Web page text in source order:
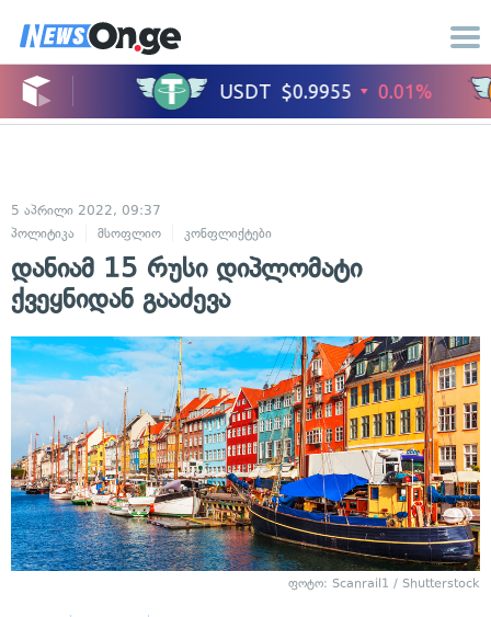
5 აპრილი 2022, 09:37
პოლიტიკა
მსოფლიო კონფლიქტები
დანიამ 15 რუსი დიპლომატი
ქვეყნიდან გააძევა
ფოტო: Scanrail1 / Shutterstock